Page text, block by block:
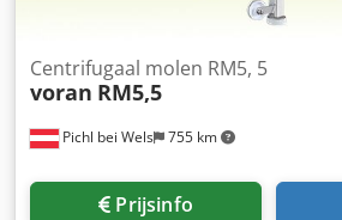
Pichl bei Wels 755 km
Centrifugaal molen RM5, 5
voran RM5,5
Prijsinfo